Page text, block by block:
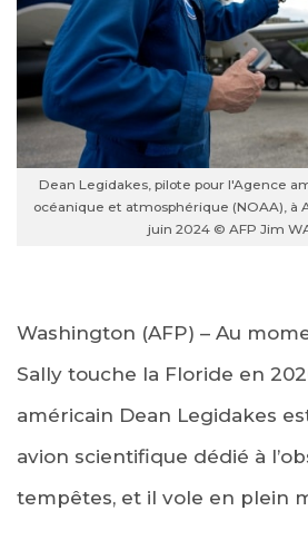
Dean Legidakes, pilote pour l'Agence
océanique et atmosphérique (NOAA), à
juin 2024 © AFP Jim
Washington (AFP) – Au
Sally touche la Floride en
américain Dean Legidakes
avion scientifique dédié à
tempêtes, et il vole en plein